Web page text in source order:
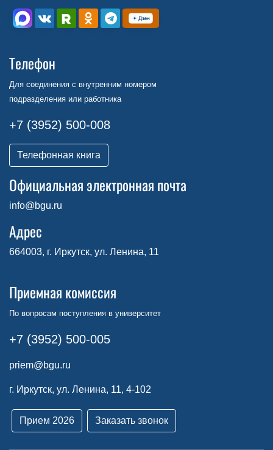
Телефон
Для соединения с внутренним номером
подразделения или работника
+7 (3952) 500-008
Телефонная книга
Официальная электронная почта
info@bgu.ru
Адрес
664003, г. Иркутск, ул. Ленина, 11
Приемная комиссия
По вопросам поступления в университет
+7 (3952) 500-005
priem@bgu.ru
г. Иркутск, ул. Ленина, 11, 4-102
Прием 2026 Заказать звонок